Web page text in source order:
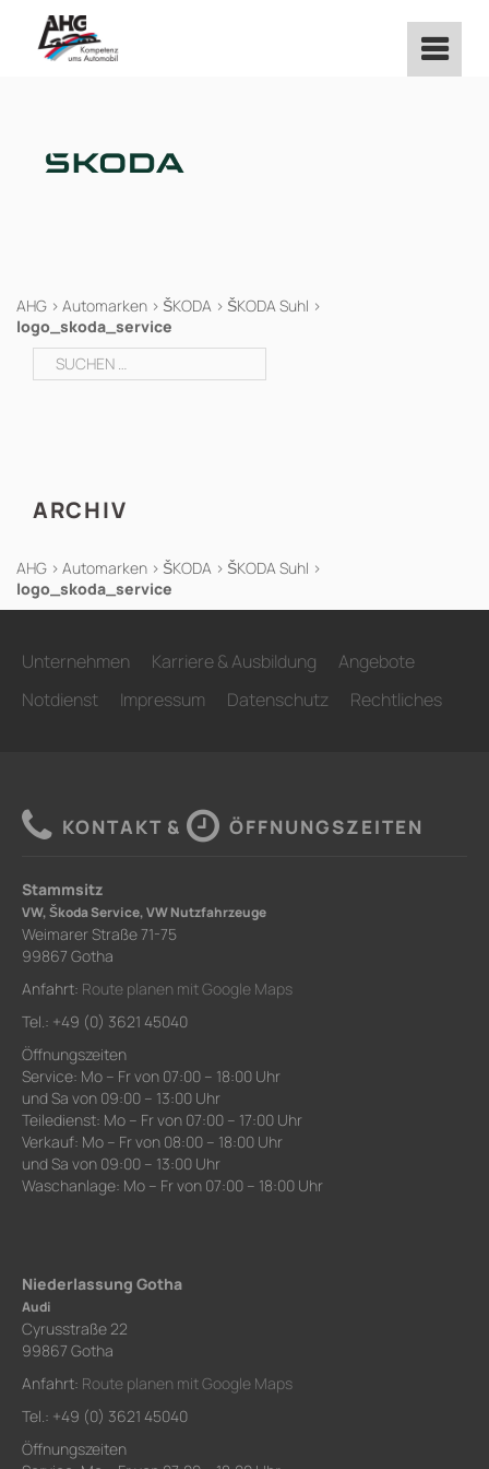
springen
AHG > Automarken > ŠKODA > ŠKODA Suhl >
logo_skoda_service
Suchen
nach:
ARCHIV
AHG > Automarken > ŠKODA > ŠKODA Suhl >
logo_skoda_service
Unternehmen Karriere & Ausbildung
Angebote
Notdienst
Impressum Datenschutz Rechtliches
KONTAKT & ÖFFNUNGSZEITEN
Stammsitz
VW, Škoda Service, VW Nutzfahrzeuge
Weimarer Straße 71-75
99867 Gotha
Anfahrt: Route planen mit Google Maps
Tel.: +49 (0) 3621 45040
Öffnungszeiten
Service: Mo – Fr von 07:00 – 18:00 Uhr
und Sa von 09:00 – 13:00 Uhr
Teiledienst: Mo – Fr von 07:00 – 17:00 Uhr
Verkauf: Mo – Fr von 08:00 – 18:00 Uhr
und Sa von 09:00 – 13:00 Uhr
Waschanlage: Mo – Fr von 07:00 – 18:00 Uhr
Niederlassung Gotha
Audi
Cyrusstraße 22
99867 Gotha
Anfahrt: Route planen mit Google Maps
Tel.: +49 (0) 3621 45040
Öffnungszeiten